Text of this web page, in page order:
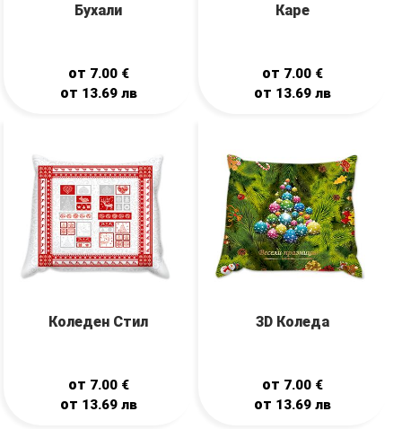
Бухали
от 7.00 €
от 13.69 лв
Каре
от 7.00 €
от 13.69лв
Коледен Стил
от 7.00 €
от 13.69 лв
3D Коледа
от 7.00 €
от 13.69лв